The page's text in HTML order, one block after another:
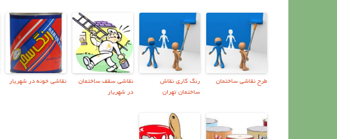
طرح نقاشي ساختمان
رنگ كاري نقاش
ساختمان تهران
نقاشی سقف ساختمان
در شهریار
نقاشی خونه در شهریار